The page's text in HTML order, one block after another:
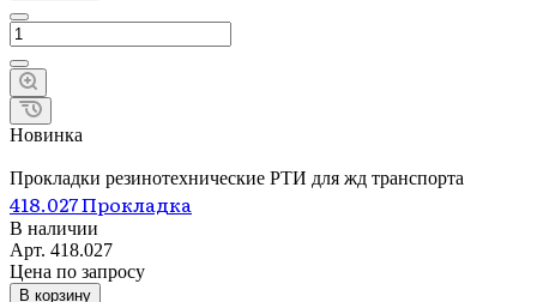
Новинка
Прокладки резинотехнические РТИ для жд транспорта
418.027 Прокладка
В наличии
Арт. 418.027
Цена по запросу
В корзину